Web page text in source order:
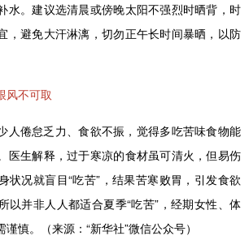
水。建议选清晨或傍晚太阳不强烈时晒背，时
，避免大汗淋漓，切勿正午长时间暴晒，以防
风不可取
倦怠乏力、食欲不振，觉得多吃苦味食物能
医生解释，过于寒凉的食材虽可清火，但易伤
状况就盲目“吃苦”，结果苦寒败胃，引发食欲
以并非人人都适合夏季“吃苦”，经期女性、体
慎。（来源：“新华社”微信公众号）